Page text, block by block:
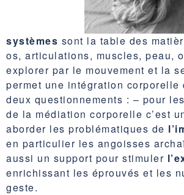
systèmes sont la table des
os, articulations, muscles, peau,
explorer par le mouvement et la
permet une intégration corporelle
deux questionnements : – pour
de la médiation corporelle c’est
aborder les problématiques de
en particulier les angoisses
aussi un support pour stimuler
enrichissant les éprouvés et les
geste.